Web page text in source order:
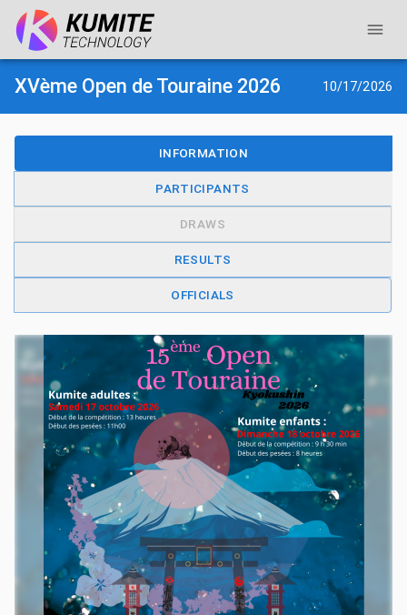
XVème Open de Touraine 2026 10/17/2026
INFORMATION
PARTICIPANTS
DRAWS
RESULTS
OFFICIALS